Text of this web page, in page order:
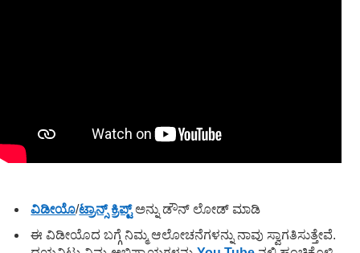
ವಿಡೀಯೊ/ಟ್ರಾನ್ಸ್ ಕ್ರಿಪ್ಟ್ಅನ್ನು ಡೌನ್ ಲೋಡ್ ಮಾಡಿ
ಈ ವಿಡೀಯೊದ ಬಗ್ಗೆ ನಿಮ್ಮ ಆಲೋಚನೆಗಳನ್ನು ನಾವು ಸ್ವಾಗತಿಸುತ್ತೇವೆ.